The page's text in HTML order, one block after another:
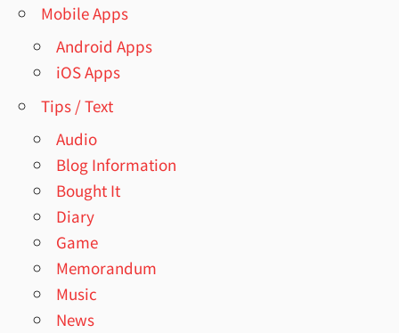
Mobile Apps
Android Apps
iOS Apps
Tips / Text
Audio
Blog Information
Bought It
Diary
Game
Memorandum
Music
News